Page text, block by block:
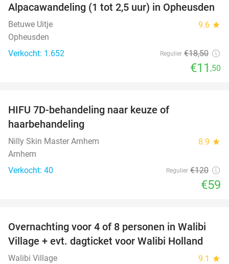
38%
Alpacawandeling (1 tot 2,5 uur) in Opheusden
Betuwe Uitje 9.6 star
Opheusden
Verkocht: 1.652
Regulier €18,50
€11 ,50
HIFU 7D-behandeling naar keuze of
haarbehandeling
Nilly Skin Master Arnhem 8.9 star
Arnhem
Verkocht: 40
Regulier €120
€59
20%
Overnachting voor 4 of 8 personen in Walibi
Village + evt. dagticket voor Walibi Holland
Walibi Village 9.1 star